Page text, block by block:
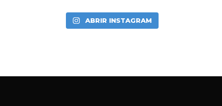
ABRIR INSTAGRAM